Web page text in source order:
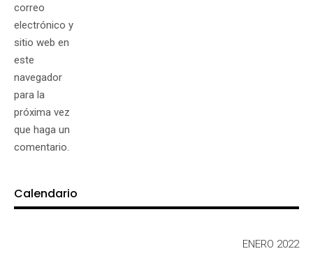
correo
electrónico y
sitio web en
este
navegador
para la
próxima vez
que haga un
comentario.
Calendario
ENERO 2022